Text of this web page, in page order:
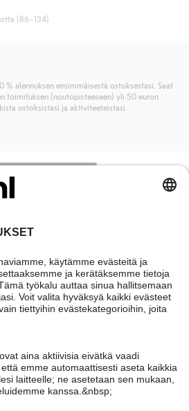
poistuvat automaattisesti, kun
ja PostNordin
riippumatta ostosummasta.
sekä muita maksuvaihtoehtoja.
(86–134)
% alennuksen ensimmäisestä ostoksestasi. Saat
toimituksen (noutopisteeseen) yli 50 euron
ostoksistasi ja aktiviteeteistasi.